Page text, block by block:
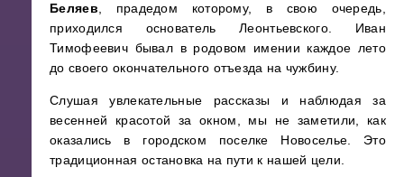
Беляев, прадедом которому, в свою очередь,
приходился основатель Леонтьевского. Иван
Тимофеевич бывал в родовом имении каждое лето
до своего окончательного отъезда на чужбину.
Слушая увлекательные рассказы и наблюдая за
весенней красотой за окном, мы не заметили, как
оказались в городском поселке Новоселье. Это
традиционная остановка на пути к нашей цели.